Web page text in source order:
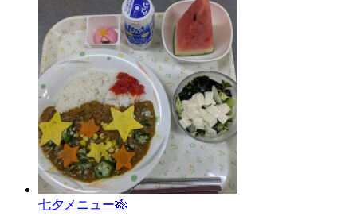
七夕メニュー🎋